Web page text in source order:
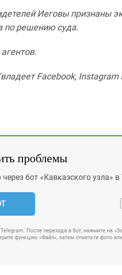
Иеговы признаны
по решению суда.
Facebook,
проблемы
бот «Кавказского узла» в
После перехода в бот, нажмите на
функцию «Файл», затем отметьте фото